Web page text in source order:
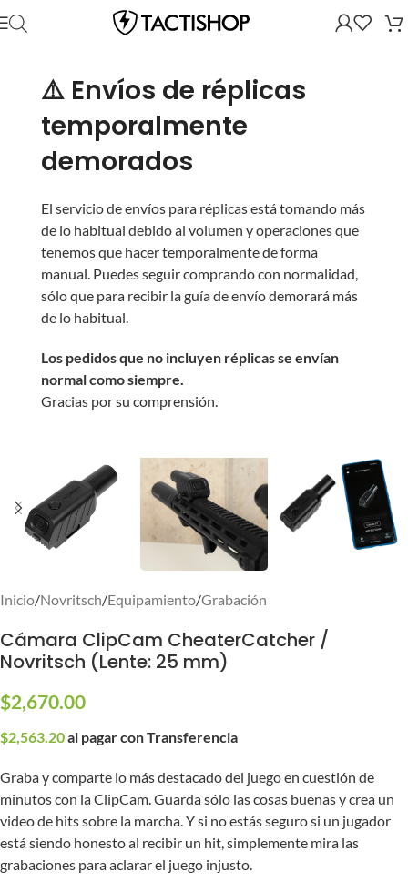
⚠️ Envíos de réplicas
temporalmente
demorados
El servicio de envíos para réplicas está tomando más
de lo habitual debido al volumen y operaciones que
tenemos que hacer temporalmente de forma
manual. Puedes seguir comprando con normalidad,
sólo que para recibir la guía de envío demorará más
de lo habitual.
Los pedidos que no incluyen réplicas se envían
normal como siempre.
Gracias por su comprensión.
Inicio/Novritsch/Equipamiento/Grabación
Cámara ClipCam CheaterCatcher /
Novritsch (Lente: 25 mm)
$2,670.00
$2,563.20al pagar con Transferencia
Graba y comparte lo más destacado del juego en cuestión de
minutos con la ClipCam. Guarda sólo las cosas buenas y crea un
video de hits sobre la marcha. Y si no estás seguro si un jugador
está siendo honesto al recibir un hit, simplemente mira las
grabaciones para aclarar el juego injusto.